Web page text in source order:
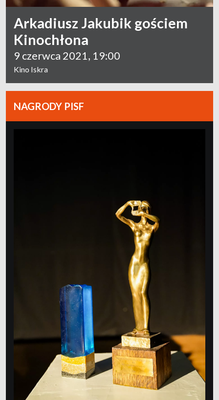
Arkadiusz Jakubik gościem
Kinochłona
9 czerwca 2021, 19:00
Kino Iskra
NAGRODY PISF